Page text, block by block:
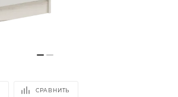
СРАВНИТЬ